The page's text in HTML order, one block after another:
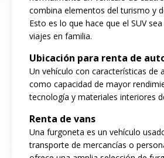
combina elementos del turismo y
Esto es lo que hace que el SUV
viajes en familia.
Ubicación para renta de
Un vehículo con características de
como capacidad de mayor
tecnología y materiales interiores
Renta de vans
Una furgoneta es un vehículo
transporte de mercancías o